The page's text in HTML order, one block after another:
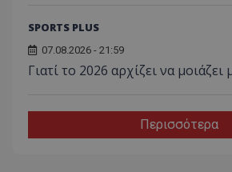
SPORTS PLUS
07.08.2026 - 21:59
Γιατί το 2026 αρχίζει να μοιάζει
Περισσότερα